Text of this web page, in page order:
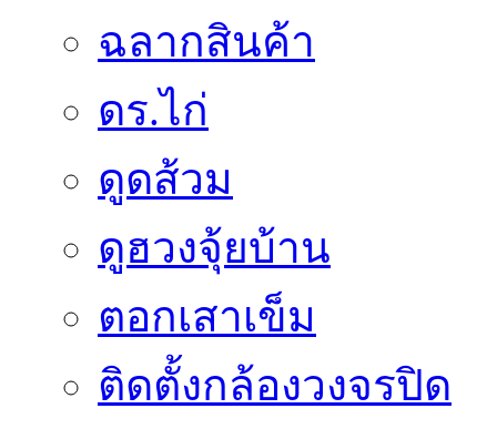
ฉลากสินค้า
ดร.ไก่
ดูดส้วม
ดูฮวงจุ้ยบ้าน
ตอกเสาเข็ม
ติดตั้งกล้องวงจรปิด